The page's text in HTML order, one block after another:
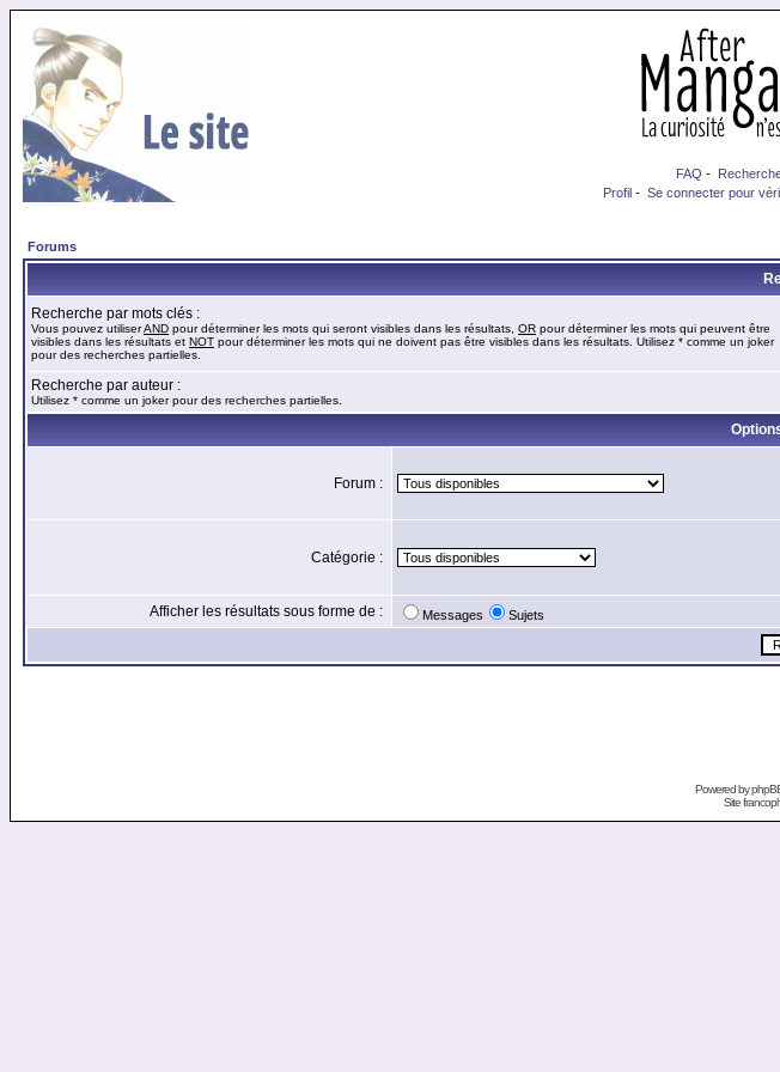
FAQ -
Profil - Se connecter pour
Forums
Recherche par mots clés :
Vous pouvez utiliserAND pour déterminer les mots qui seront visibles dans les résultats, OR pour déterminer les mots qui peuvent être
visibles dans les résultats et NOT pour déterminer les mots qui ne doivent pas être visibles dans les résultats. Utilisez * comme un joker
pour des recherches partielles.
Recherche par auteur :
Utilisez * comme un joker pour des recherches partielles.
Forum :
Catégorie :
Afficher les résultats sous forme de : Messages Sujets
Powered by
Site